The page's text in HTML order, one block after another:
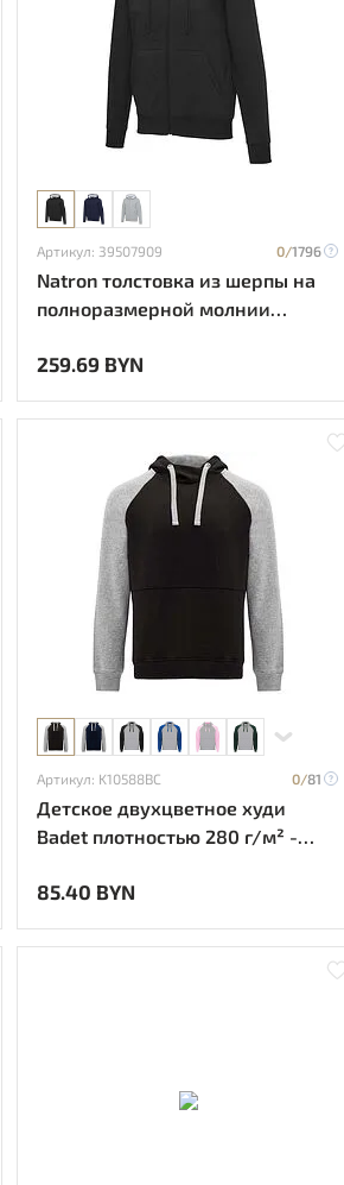
Артикул: 39507909 0/1796
Natron толстовка из шерпы на
полноразмерной молнии
черный
259.69 BYN
Артикул: K10588BC 0/81
Детское двухцветное худи
Badet плотностью 280 г/м² -
85.40 BYN